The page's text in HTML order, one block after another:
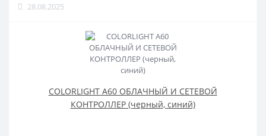
28.08.2025
COLORLIGHT A60 ОБЛАЧНЫЙ И СЕТЕВОЙ
КОНТРОЛЛЕР (черный, синий)